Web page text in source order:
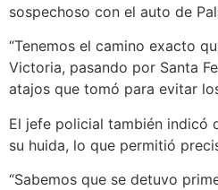
sospechoso con el auto de
“Tenemos el camino exacto
Victoria, pasando por Santa
atajos que tomó para evitar
El jefe policial también indicó
su huida, lo que permitió
“Sabemos que se detuvo